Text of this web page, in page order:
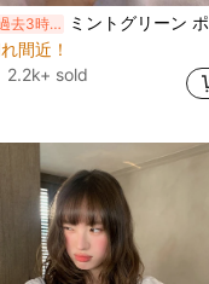
過去3時間 ミントグリーン ポルカドット スクエアネック Y2K 半袖トップ、スター&レターグラフィック、夏 セクシー スリムフィット Tシャツ レディース カジュアル
セラー に 短い カジュアルTシャツ
間近！
セラー
間近！
セラー
間近！
セラー に 短い カジュアルTシャツ
間近！
2.2k+ sold